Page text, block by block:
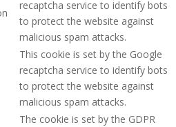
recaptcha service to identify bots
to protect the website against
malicious spam attacks.
This cookie is set by the Google
recaptcha service to identify bots
to protect the website against
malicious spam attacks.
The cookie is set by the GDPR